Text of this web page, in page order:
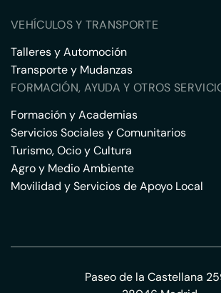
VEHÍCULOS Y TRANSPORTE
Talleres y Automoción
Transporte y Mudanzas
FORMACIÓN, AYUDA Y OTROS
Formación y Academias
Servicios Sociales y Comunitarios
Turismo, Ocio y Cultura
Agro y Medio Ambiente
Movilidad y Servicios de Apoyo Local
Paseo de la Castellana